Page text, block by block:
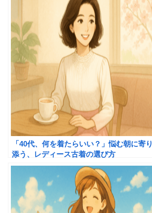
「40代、何を着たらいい？」悩む朝に寄り
添う、レディース古着の選び方